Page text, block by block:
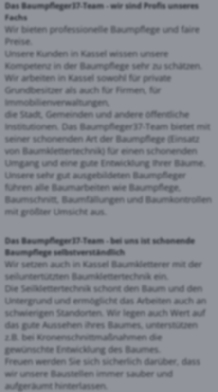
Das Baumpfleger37-Team - wir sind Profis unseres
Fachs
Wir bieten professionelle Baumpflege und faire
Preise.
Unsere Kunden in Kassel wissen unsere
Kompetenz in der Baumpflege sehr zu schätzen.
Wir arbeiten in Kassel sowohl für private
Grundbesitzer als auch für Firmen, für
Immobilienverwaltungen,
die Stadt, Gemeinden und andere öffentliche
Institutionen. Das Baumpfleger37-Team bietet mit
seiner schonenden Art der Baumpflege (Einsatz
von Baumklettertechnik) für einen schonenden
Umgang und eine gute Entwicklung Ihrer Bäume.
Unsere sehr gut ausgebildeten Baumpfleger
führen alle Baumarbeiten wie Baumpflege,
Baumschnitt, Baumfällungen und Baumkontrollen
mit größter Umsicht aus.
Das Baumpfleger37-Team - bei uns ist schonende
Baumpflege selbstverständlich
Wir setzen auch in Kassel Baumkletterer mit der
seiluntertützten Baumklettertechnik ein.
Die Seilklettertechnik schont den Baum und den
Untergrund und ermöglicht das Arbeiten auch an
schwierigen Standorten. Wir legen auch Wert auf
das gute Aussehen ihres Baumes, unterstützen
z.B. bei Kronenschnittmaßnahmen die
gewünschte Entwicklung des Baumes.
Freuen werden Sie sich sicherlich darüber, dass
wir unsere Baustellen immer sauber und
aufgeräumt hinterlassen.